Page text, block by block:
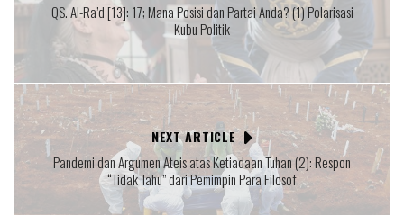
QS. Al-Ra’d [13]: 17; Mana Posisi dan Partai Anda? (1) Polarisasi
Kubu Politik
NEXT ARTICLE
Pandemi dan Argumen Ateis atas Ketiadaan Tuhan (2): Respon
“Tidak Tahu” dari Pemimpin Para Filosof